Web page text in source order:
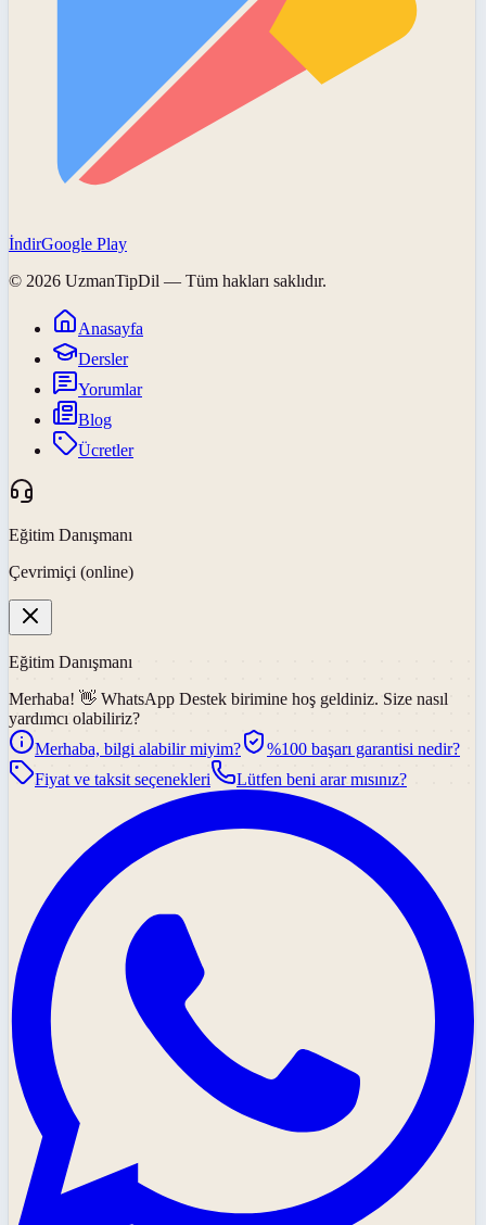
İndirGoogle Play
© 2026 UzmanTipDil — Tüm hakları saklıdır.
Anasayfa
Dersler
Yorumlar
Blog
Ücretler
Eğitim Danışmanı
Çevrimiçi (online)
Eğitim Danışmanı
Merhaba! 👋 WhatsApp Destek birimine hoş geldiniz. Size nasıl
yardımcı olabiliriz?
Merhaba, bilgi alabilir miyim?
%100 başarı garantisi nedir?
Fiyat ve taksit seçenekleri
Lütfen beni arar mısınız?